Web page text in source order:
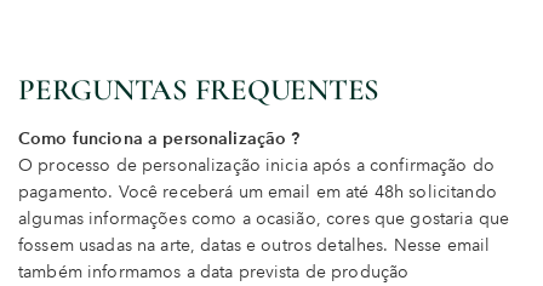
PERGUNTAS FREQUENTES
Como funciona a personalização ?
O processo de personalização inicia após a confirmação do
pagamento. Você receberá um email em até 48h solicitando
algumas informações como a ocasião, cores que gostaria que
fossem usadas na arte, datas e outros detalhes. Nesse email
também informamos a data prevista de produção